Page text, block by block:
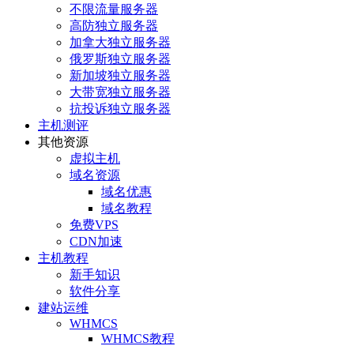
不限流量服务器
高防独立服务器
加拿大独立服务器
俄罗斯独立服务器
新加坡独立服务器
大带宽独立服务器
抗投诉独立服务器
主机测评
其他资源
虚拟主机
域名资源
域名优惠
域名教程
免费VPS
CDN加速
主机教程
新手知识
软件分享
建站运维
WHMCS
WHMCS教程